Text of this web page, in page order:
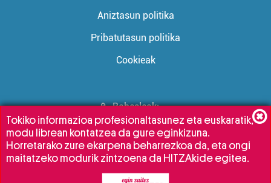
Aniztasun politika
Pribatutasun politika
Cookieak
Babesleak:
Tokiko informazioa profesionaltasunez eta euskaratik,
modu librean kontatzea da gure eginkizuna.
Horretarako zure ekarpena beharrezkoa da, eta ongi
maitatzeko modurik zintzoena da HITZAkide egitea.